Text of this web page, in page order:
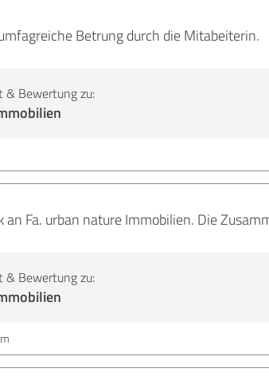
Betrung durch die Mitabeiterin.
& Bewertung zu:
an Fa. urban nature Immobilien. Die
& Bewertung zu: